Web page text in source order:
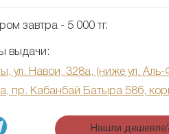
завтра - 5 000 тг.
выдачи:
ул. Навои, 328а, (ниже ул.
пр. Кабанбай Батыра 58б,
Нашли